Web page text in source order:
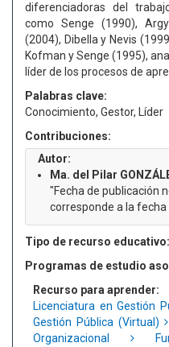
diferenciadoras del
como Senge (1990),
(2004), Dibella y Nevis
Kofman y Senge (1995),
líder de los procesos de
Palabras clave:
Conocimiento, Gestor, Líder
Contribuciones:
Autor:
Ma. del Pilar
"Fecha de publicación
corresponde a la fecha
Tipo de recurso educativo:
Programas de estudio
Recurso para aprender:
Licenciatura en Gestión
Gestión Pública (Virtual)
Organizacional